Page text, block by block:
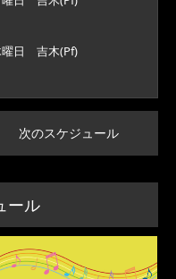
曜日 吉木(Pf)
次のスケジュール
ール